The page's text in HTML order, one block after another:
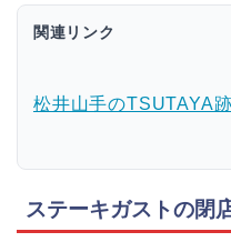
関連リンク
松井山手のTSUTAYA
ステーキガストの閉